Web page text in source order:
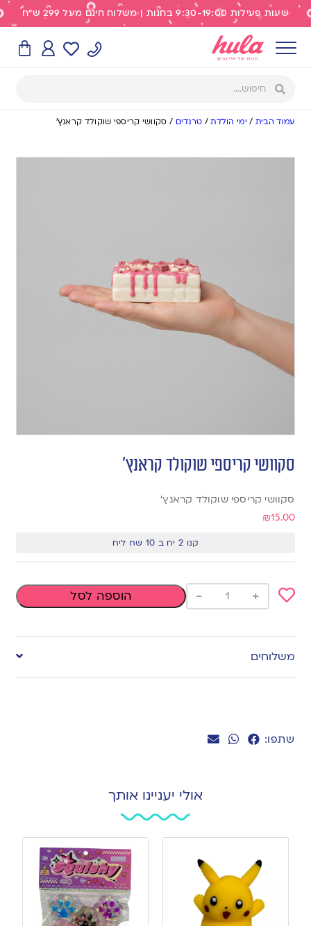
שעות פעילות 9:30-19:00 בחנות | משלוח חינם מעל 299 ש"ח
עמוד הבית / ימי הולדת/ טרנדים / סקוושי קריספי שוקולד קראנץ’
שתפו:
סקוושי קריספי שוקולד קראנץ’
סקוושי קריספי שוקולד קראנץ’
₪15.00
קנו 2 יח ב 10 שח ליח
to
wishlist
+
- הוספה לסל
משלוחים
אולי יעניינו אותך